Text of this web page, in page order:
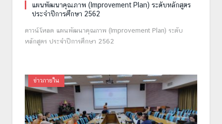
แผนพัฒนาคุณภาพ (Improvement Plan) ระดับหลักสูตร
ประจำปีการศึกษา 2562
ดาวน์โหลด แผนพัฒนาคุณภาพ (Improvement Plan) ระดับ
หลักสูตร ประจำปีการศึกษา 2562
ข่าวภายใน